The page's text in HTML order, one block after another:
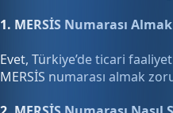
1. MERSİS Numarası
Evet, Türkiye’de ticari
MERSİS numarası almak